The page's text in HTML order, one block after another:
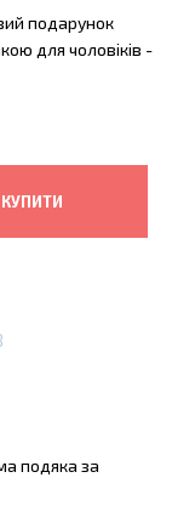
подарунок
для чоловіків -
подяка за